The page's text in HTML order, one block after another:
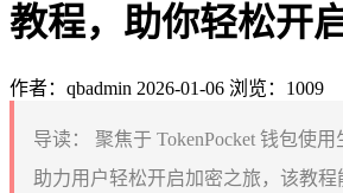
教程，助你轻松开
作者：qbadmin 2026-01-06 浏览：1009
导读：
聚焦于 TokenPocket 钱包使
助力用户轻松开启加密之旅，该教